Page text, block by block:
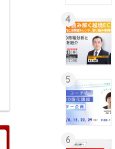
4
5
6